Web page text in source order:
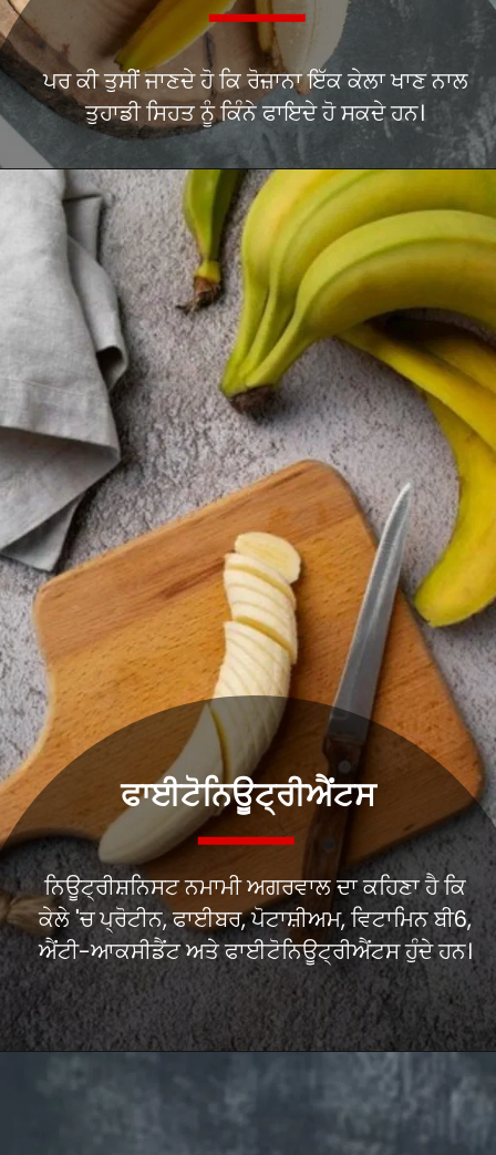
ਪਰ ਕੀ ਤੁਸੀਂ ਜਾਣਦੇ ਹੋ ਕਿ ਰੋਜ਼ਾਨਾ ਇੱਕ ਕੇਲਾ ਖਾਣ ਨਾਲ
ਤੁਹਾਡੀ ਸਿਹਤ ਨੂੰ ਕਿੰਨੇ ਫਾਇਦੇ ਹੋ ਸਕਦੇ ਹਨ।
ਨਿਊਟ੍ਰੀਸ਼ਨਿਸਟ ਨਮਾਮੀ ਅਗਰਵਾਲ ਦਾ ਕਹਿਣਾ ਹੈ ਕਿ
ਕੇਲੇ 'ਚ ਪ੍ਰੋਟੀਨ, ਫਾਈਬਰ, ਪੋਟਾਸ਼ੀਅਮ, ਵਿਟਾਮਿਨ ਬੀ6,
ਐਂਟੀ-ਆਕਸੀਡੈਂਟ ਅਤੇ ਫਾਈਟੋਨਿਊਟ੍ਰੀਐਂਟਸ ਹੁੰਦੇ ਹਨ।
ਫਾਈਟੋਨਿਊਟ੍ਰੀਐਂਟਸ